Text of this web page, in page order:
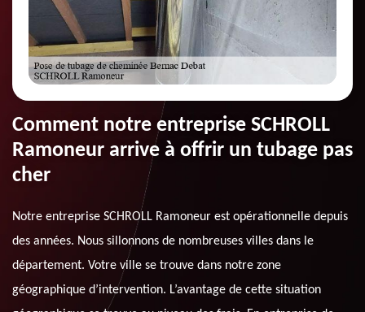
Comment notre entreprise SCHROLL
Ramoneur arrive à offrir un tubage pas
cher
Notre entreprise SCHROLL Ramoneur est opérationnelle depuis
des années. Nous sillonnons de nombreuses villes dans le
département. Votre ville se trouve dans notre zone
géographique d’intervention. L’avantage de cette situation